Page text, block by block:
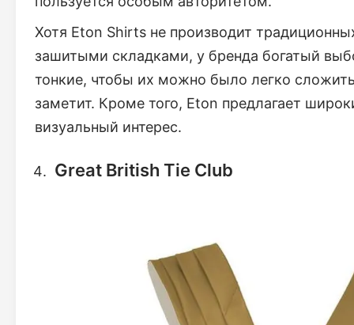
Хотя Eton Shirts не производит
зашитыми складками, у бренда богатый
тонкие, чтобы их можно было легко
заметит. Кроме того, Eton предлагает
визуальный интерес.
Great British Tie Club